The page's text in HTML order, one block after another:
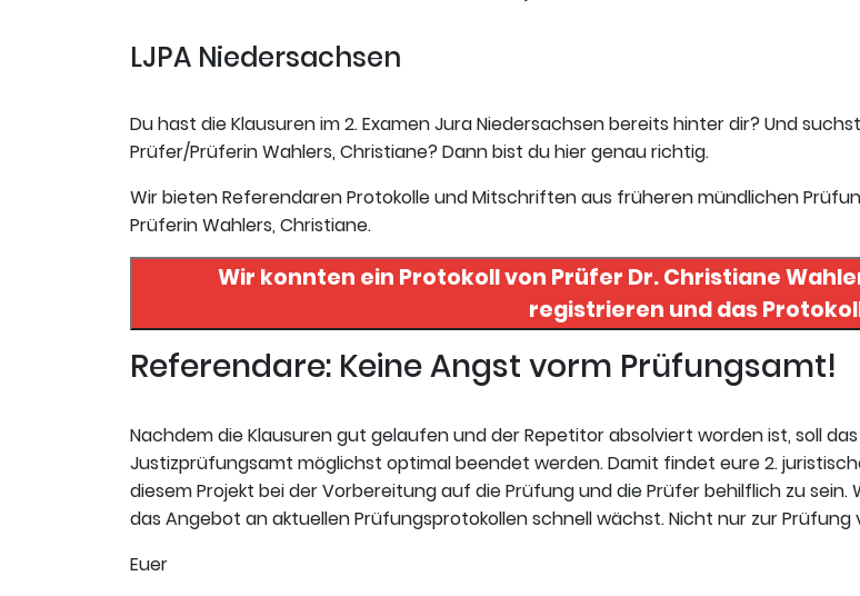
LJPA Niedersachsen
Du hast die Klausuren im 2. Examen Jura Niedersachsen bereits hinter dir? Und
Prüfer/Prüferin Wahlers, Christiane? Dann bist du hier genau richtig.
Wir bieten Referendaren Protokolle und Mitschriften aus früheren mündlichen
Prüferin Wahlers, Christiane.
Wir konnten ein Protokoll von Prüfer Dr. Christiane
registrieren und das
Referendare: Keine Angst vorm Prüfungsamt!
Nachdem die Klausuren gut gelaufen und der Repetitor absolviert worden ist, soll
Justizprüfungsamt möglichst optimal beendet werden. Damit findet eure 2.
diesem Projekt bei der Vorbereitung auf die Prüfung und die Prüfer behilflich zu
das Angebot an aktuellen Prüfungsprotokollen schnell wächst. Nicht nur zur Prüfung
Euer